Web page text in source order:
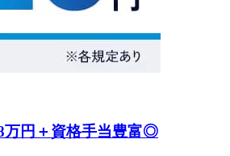
万円＋資格手当豊富◎